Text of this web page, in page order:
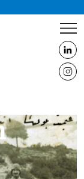
us
on
us